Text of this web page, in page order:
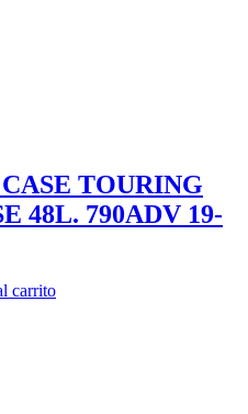
TOURING
48L. 790ADV 19-
carrito